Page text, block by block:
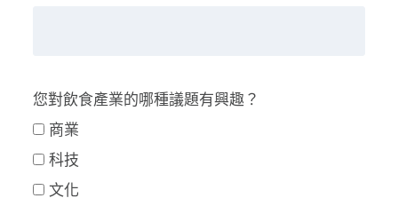
您對飲食產業的哪種議題有興趣？
商業
科技
文化